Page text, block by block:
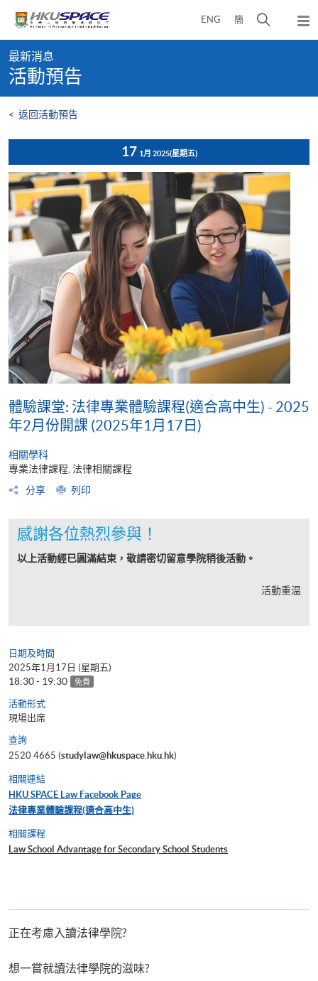
content
ENG 簡
開
彈
出
content
start
最新消息
活動預告
< 返回活動預告
17 1月 2025(星期五)
體驗課堂: 法律專業體驗課程(適合高中生) - 2025
年2月份開課 (2025年1月17日)
相關學科
專業法律課程, 法律相關課程
分享
列印
感謝各位熱烈參與！
以上活動經已圓滿結束，敬請密切留意學院稍後活動。
活動重温
日期及時間
2025年1月17日 (星期五)
18:30 - 19:30 免費
活動形式
現場出席
查詢
2520 4665 (studylaw@hkuspace.hku.hk)
相關連結
HKU SPACE Law Facebook Page
法律專業體驗課程(適合高中生)
相關課程
Law School Advantage for Secondary School Students
正在考慮入讀法律學院?
想一嘗就讀法律學院的滋味?